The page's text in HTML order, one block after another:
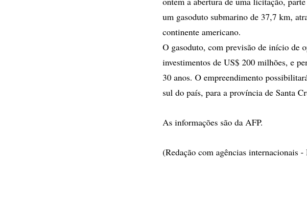
um gasoduto submarino de 37,7 km,
continente americano.
O gasoduto, com previsão de início de
investimentos de US$ 200 milhões, e
30 anos. O empreendimento
sul do país, para a província de Santa
As informações são da AFP.
(Redação com agências internacionais -